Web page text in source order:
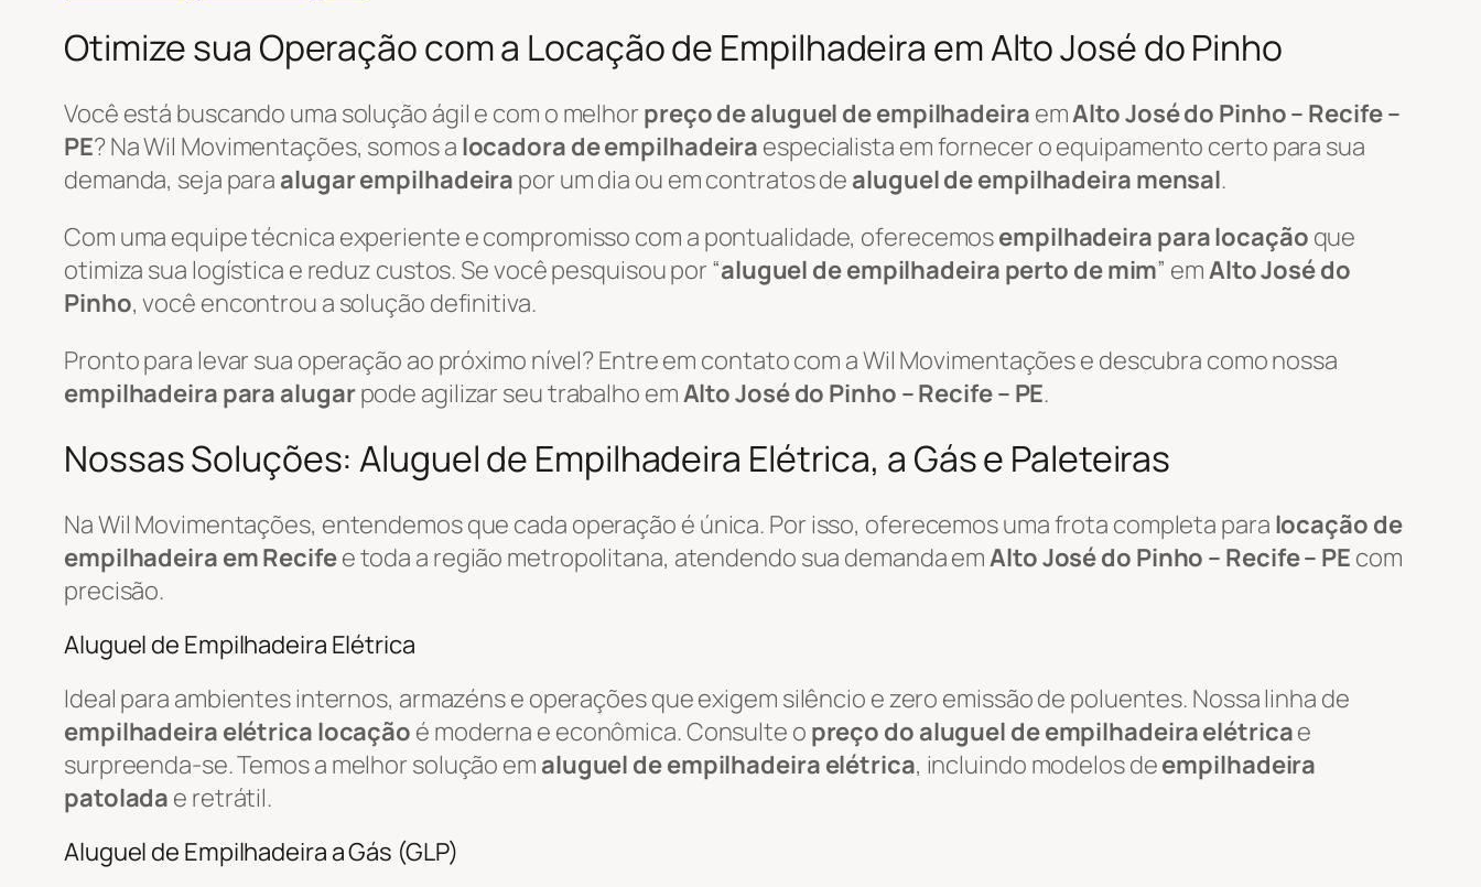
Otimize sua Operação com a Locação de Empilhadeira em Alto José do Pinho
Você está buscando uma solução ágil e com o melhor preço de aluguel de empilhadeira emAlto José do Pinho – Recife –
PE? Na Wil Movimentações, somos a locadora de empilhadeira especialista em fornecer o equipamento certo para sua
demanda, seja para alugar empilhadeira por um dia ou em contratos de aluguel de empilhadeira mensal.
Com uma equipe técnica experiente e compromisso com a pontualidade, oferecemosempilhadeira para locação que
otimiza sua logística e reduz custos. Se você pesquisou por “aluguel de empilhadeira perto de mim” emAlto José do
Pinho, você encontrou a solução definitiva.
Pronto para levar sua operação ao próximo nível? Entre em contato com a Wil Movimentações e descubra como nossa
empilhadeira para alugarpode agilizar seu trabalho emAlto José do Pinho – Recife – PE.
Nossas Soluções: Aluguel de Empilhadeira Elétrica, a Gás e Paleteiras
Na Wil Movimentações, entendemos que cada operação é única. Por isso, oferecemos uma frota completa para locação de
empilhadeira em Recifee toda a região metropolitana, atendendo sua demanda emAlto José do Pinho – Recife – PE com
precisão.
Aluguel de Empilhadeira Elétrica
Ideal para ambientes internos, armazéns e operações que exigem silêncio e zero emissão de poluentes. Nossa linha de
empilhadeira elétrica locação é moderna e econômica. Consulte o preço do aluguel de empilhadeira elétricae
surpreenda-se. Temos a melhor solução em aluguel de empilhadeira elétrica, incluindo modelos deempilhadeira
patolada e retrátil.
Aluguel de Empilhadeira a Gás (GLP)